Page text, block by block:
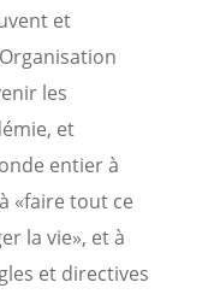
et
les
et
entier à
«faire tout ce
la vie», et à
et directives